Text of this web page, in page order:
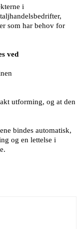
i
som har behov for
ved
utforming, og at den
bindes automatisk,
og en lettelse i